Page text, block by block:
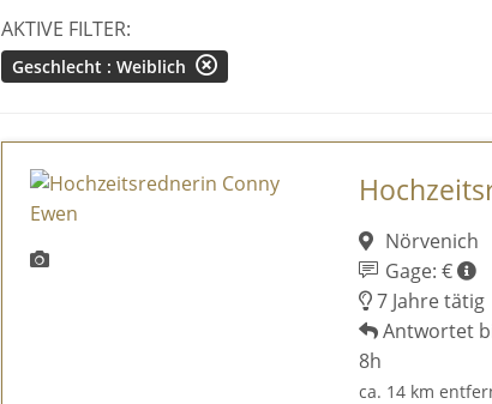
AKTIVE FILTER:
Geschlecht : Weiblich
Nörvenich
Gage: €
7 Jahre tätig
Antwortet
8h
ca. 14 km